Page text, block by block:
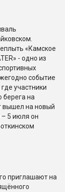
«Камское
- одно из
событие
участники
берега на
вышел на новый
5 июля он
приглашают на